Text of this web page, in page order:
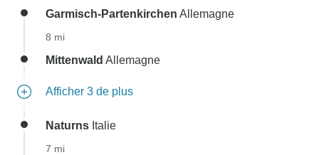
Garmisch-Partenkirchen Allemagne
8 mi
Mittenwald Allemagne
Afficher 3 de plus
Naturns Italie
7 mi